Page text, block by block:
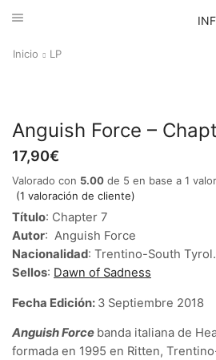
Inicio LP
Anguish Force –
17,90€
Valorado con 5.00 de 5 en base a 1
(1 valoración de cliente)
Título: Chapter 7
Autor: Anguish Force
Nacionalidad: Trentino-South Tyrol.
Sellos: Dawn of Sadness
Fecha Edición: 3 Septiembre 2018
Anguish Force banda italiana de
formada en 1995 en Ritten,